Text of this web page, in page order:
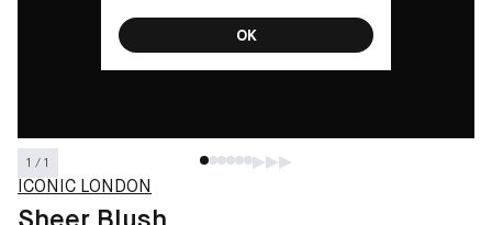
1 / 1
OK
ICONIC LONDON